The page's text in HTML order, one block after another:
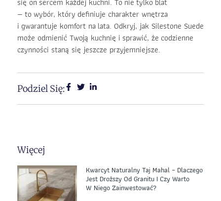
— to wybór, który definiuje charakter wnętrza
i gwarantuje komfort na lata. Odkryj, jak Silestone Suede
może odmienić Twoją kuchnię i sprawić, że codzienne
czynności staną się jeszcze przyjemniejsze.
Podziel Się:
Więcej
Kwarcyt Naturalny Taj Mahal – Dlaczego
Jest Droższy Od Granitu I Czy Warto
W Niego Zainwestować?